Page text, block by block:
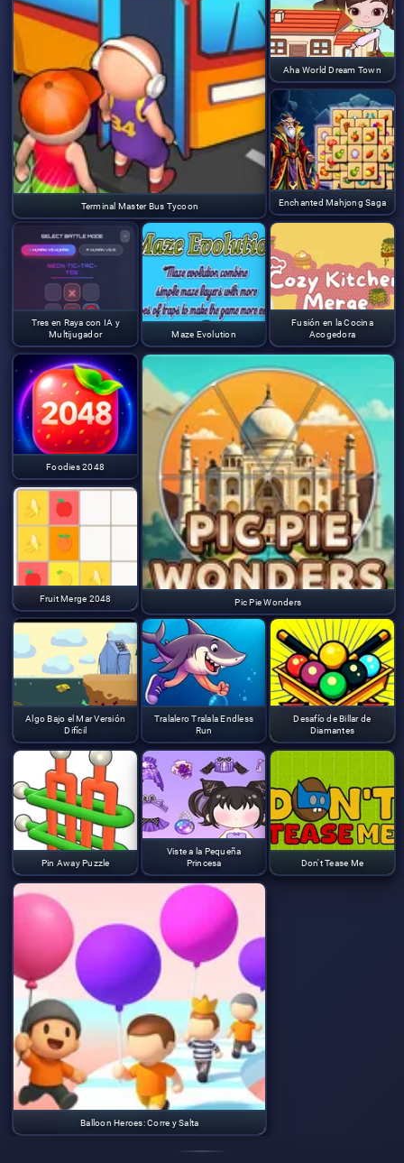
Terminal Master Bus Tycoon
Aha World Dream Town
Enchanted Mahjong Saga
Tres en Raya con IA y
Multijugador
Maze Evolution
Fusión en la Cocina
Acogedora
Foodies 2048
Pic Pie Wonders
Fruit Merge 2048
Algo Bajo el Mar Versión
Difícil
Tralalero Tralala Endless
Run
Desafío de Billar de
Diamantes
Pin Away Puzzle
Viste a la Pequeña
Princesa
Don't Tease Me
Balloon Heroes: Corre y Salta